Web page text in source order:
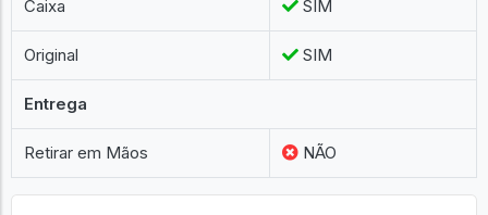
Caixa SIM
Original SIM
Entrega
Retirar em Mãos NÃO